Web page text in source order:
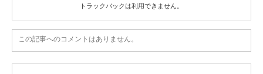
トラックバックは利用できません。
この記事へのコメントはありません。